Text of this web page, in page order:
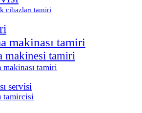
cihazları tamiri
makinası tamiri
makinesi tamiri
tamiri
servisi
tamircisi